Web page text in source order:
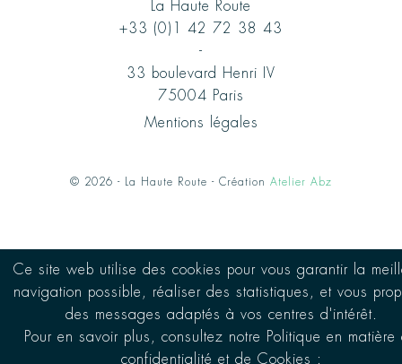
Ce site web utilise des cookies pour vous garantir la
navigation possible, réaliser des statistiques, et vous
des messages adaptés à vos centres d'intérêt.
Pour en savoir plus, consultez notre Politique en matière
confidentialité et de Cookies :
La Haute Route
+33 (0)1 42 72 38 43
-
33 boulevard Henri IV
75004 Paris
Mentions légales
© 2026 - La Haute Route - Création Atelier Abz